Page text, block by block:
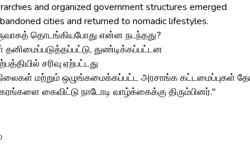
and organized government structures emerged
cities and returned to nomadic lifestyles.
தொடங்கியபோது என்ன நடந்தது?
தனிமைப்படுத்தப்பட்டு, துண்டிக்கப்பட்டன
சரிவு ஏற்பட்டது
மற்றும் ஒழுங்கமைக்கப்பட்ட அரசாங்க கட்டமைப்புகள்
கைவிட்டு நாடோடி வாழ்க்கைக்கு திரும்பினர்."